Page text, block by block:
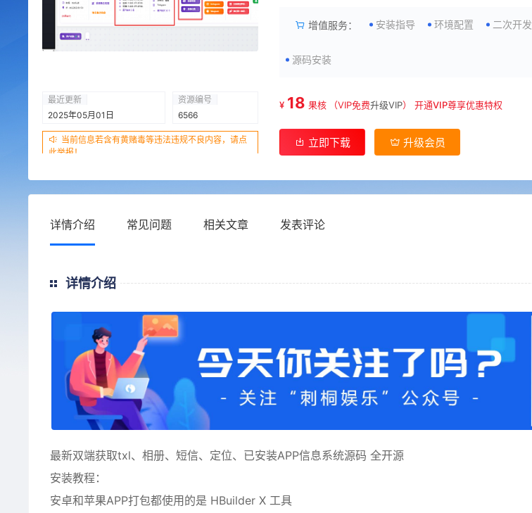
最近更新
2025年05月01日
资源编号
6566
当前信息若含有黄赌毒等违法违规不良内容，请点
此举报！
增值服务： 安装指导 环境配置 二次开发
源码安装
¥ 18 果核 （VIP免费升级VIP）开通VIP尊享优惠特权
立即下载 升级会员
详情介绍 常见问题 相关文章 发表评论
详情介绍
最新双端获取txl、相册、短信、定位、已安装APP信息系统源码 全开源
安装教程：
安卓和苹果APP打包都使用的是 HBuilder X 工具